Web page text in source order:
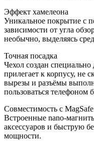
Эффект хамелеона
Уникальное покрытие с
зависимости от угла
необычно, выделяясь
Точная посадка
Чехол создан
прилегает к корпусу, не
вырезы и разъёмы
пользоваться телефоном
Совместимость с MagSafe
Встроенные nano-
аксессуаров и быструю
мощности.